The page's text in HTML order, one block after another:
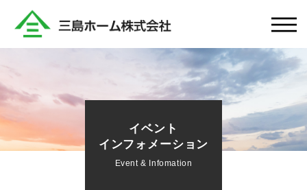
イベント
インフォメーション
Event & Infomation